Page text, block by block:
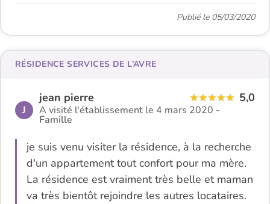
Publié le 05/03/2020
J
jean pierre 5,0
A visité l'établissement le 4 mars 2020 -
Famille
je suis venu visiter la résidence, à la recherche
d'un appartement tout confort pour ma mère.
La résidence est vraiment très belle et maman
va très bientôt rejoindre les autres locataires.
RÉSIDENCE SERVICES DE L’AVRE